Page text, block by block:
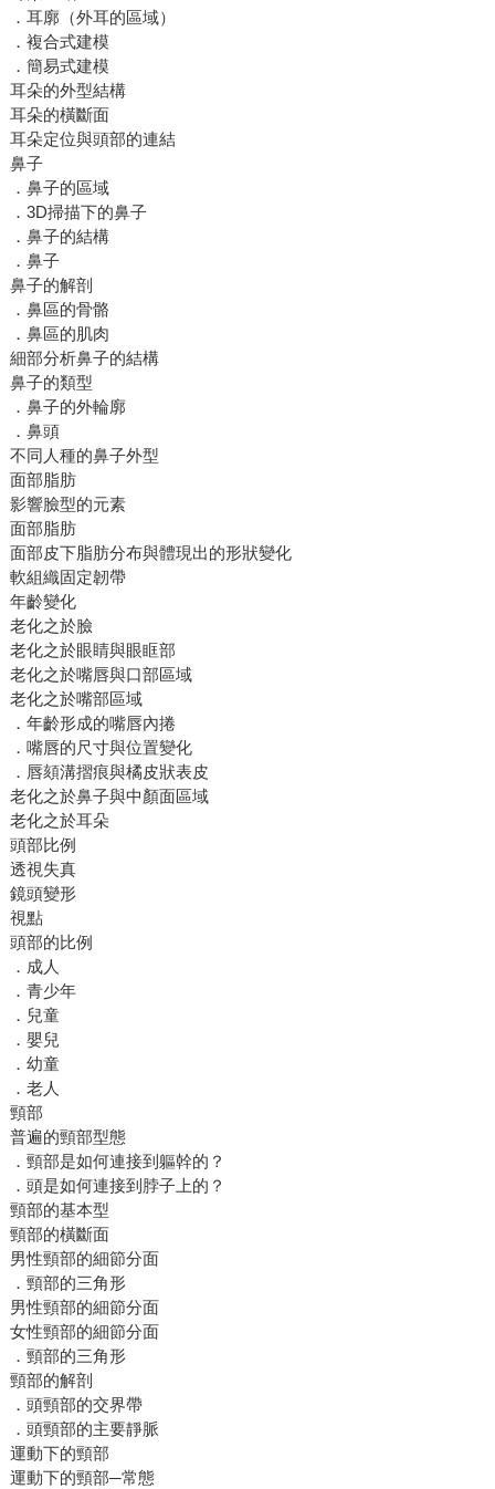
．耳廓（外耳的區域）
．複合式建模
．簡易式建模
耳朵的外型結構
耳朵的橫斷面
耳朵定位與頭部的連結
鼻子
．鼻子的區域
．3D掃描下的鼻子
．鼻子的結構
．鼻子
鼻子的解剖
．鼻區的骨骼
．鼻區的肌肉
細部分析鼻子的結構
鼻子的類型
．鼻子的外輪廓
．鼻頭
不同人種的鼻子外型
面部脂肪
影響臉型的元素
面部脂肪
面部皮下脂肪分布與體現出的形狀變化
軟組織固定韌帶
年齡變化
老化之於臉
老化之於眼睛與眼眶部
老化之於嘴唇與口部區域
老化之於嘴部區域
．年齡形成的嘴唇內捲
．嘴唇的尺寸與位置變化
．唇頦溝摺痕與橘皮狀表皮
老化之於鼻子與中顏面區域
老化之於耳朵
頭部比例
透視失真
鏡頭變形
視點
頭部的比例
．成人
．青少年
．兒童
．嬰兒
．幼童
．老人
頸部
普遍的頸部型態
．頸部是如何連接到軀幹的？
．頭是如何連接到脖子上的？
頸部的基本型
頸部的橫斷面
男性頸部的細節分面
．頸部的三角形
男性頸部的細節分面
女性頸部的細節分面
．頸部的三角形
頸部的解剖
．頭頸部的交界帶
．頭頸部的主要靜脈
運動下的頸部
運動下的頸部─常態